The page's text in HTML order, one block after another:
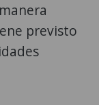
previsto